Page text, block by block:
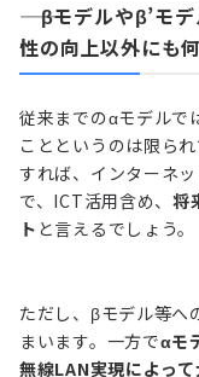
―― βモデルやβ’モ
性の向上以外にも
従来までのαモデルで
ことというのは限ら
すれば、インターネ
で、ICT活用含め、 将
ト と言えるでしょう。
ただし、βモデル等へ
まいます。一方でαモ
無線LAN実現によっ